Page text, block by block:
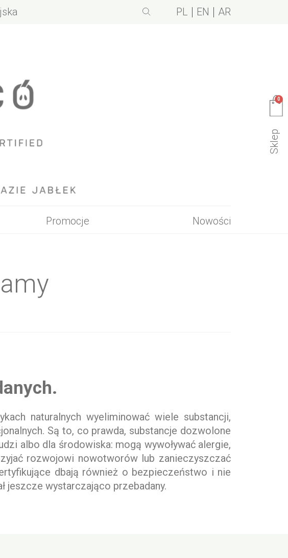
PL EN AR
Promocje Nowości
0
Sklep
naturalnych wyeliminować wiele substancji,
Są to, co prawda, substancje dozwolone
albo dla środowiska: mogą wywoływać alergie,
rozwojowi nowotworów lub zanieczyszczać
dbają również o bezpieczeństwo i nie
jeszcze wystarczająco przebadany.